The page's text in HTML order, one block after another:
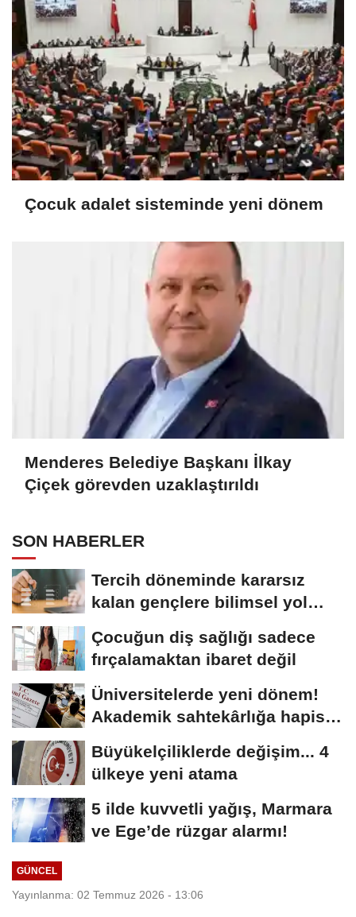
Çocuk adalet sisteminde yeni dönem
Menderes Belediye Başkanı İlkay
Çiçek görevden uzaklaştırıldı
SON HABERLER
Tercih döneminde kararsız
kalan gençlere bilimsel yol
Çocuğun diş sağlığı sadece
fırçalamaktan ibaret değil
Üniversitelerde yeni dönem!
Akademik sahtekârlığa hapis,
Büyükelçiliklerde değişim... 4
ülkeye yeni atama
5 ilde kuvvetli yağış, Marmara
ve Ege’de rüzgar alarmı!
GÜNCEL
Yayınlanma: 02 Temmuz 2026 - 13:06